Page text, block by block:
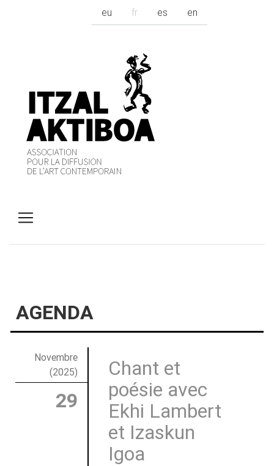
eu fr es en
AGENDA
Novembre
(2025)
29
Chant et
poésie avec
Ekhi Lambert
et Izaskun
Igoa